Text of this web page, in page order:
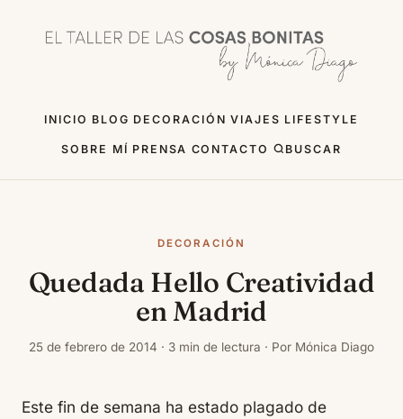
INICIO BLOG DECORACIÓN VIAJES LIFESTYLE
SOBRE MÍ PRENSA CONTACTO BUSCAR
DECORACIÓN
Quedada Hello Creatividad
en Madrid
25 de febrero de 2014 · 3 min de lectura · Por Mónica Diago
Este fin de semana ha estado plagado de